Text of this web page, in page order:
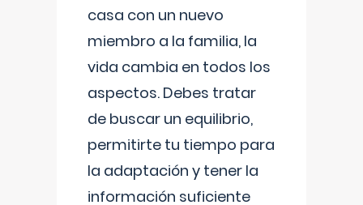
casa con un nuevo
miembro a la familia, la
vida cambia en todos los
aspectos. Debes tratar
de buscar un equilibrio,
permitirte tu tiempo para
la adaptación y tener la
información suficiente